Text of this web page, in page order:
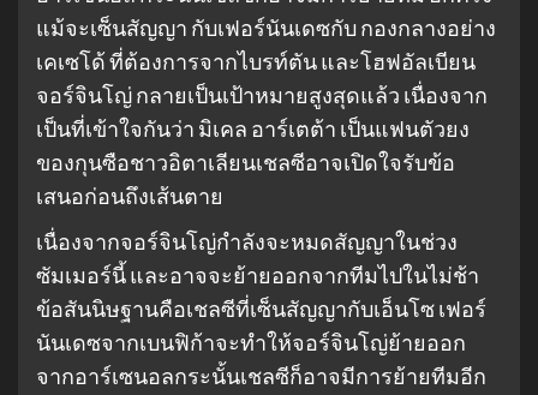
แม้จะเซ็นสัญญา กับเฟอร์นันเดซกับ กองกลางอย่าง
เคเซโด้ ที่ต้องการจากไบรท์ตัน และโฮฟอัลเบียน
จอร์จินโญ่ กลายเป็นเป้าหมายสูงสุดแล้ว เนื่องจาก
เป็นที่เข้าใจกันว่า มิเคล อาร์เตต้า เป็นแฟนตัวยง
ของกุนซือชาวอิตาเลียนเชลซีอาจเปิดใจรับข้อ
เสนอก่อนถึงเส้นตาย
เนื่องจากจอร์จินโญ่กําลังจะหมดสัญญาในช่วง
ซัมเมอร์นี้ และอาจจะย้ายออกจากทีมไปในไม่ช้า
ข้อสันนิษฐานคือเชลซีที่เซ็นสัญญากับเอ็นโซ เฟอร์
นันเดซจากเบนฟิก้าจะทําให้จอร์จินโญ่ย้ายออก
จากอาร์เซนอลกระนั้นเชลซีก็อาจมีการย้ายทีมอีก